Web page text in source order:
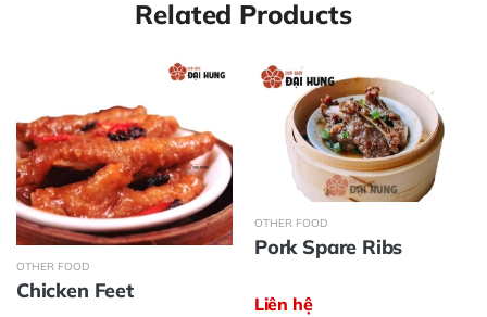
Related Products
OTHER FOOD
Chicken Feet
OTHER FOOD
Pork Spare Ribs
Liên hệ